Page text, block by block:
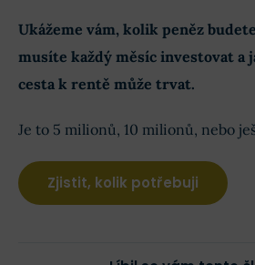
Ukážeme vám, kolik peněz
musíte každý měsíc investovat a
cesta k rentě může trvat.
Je to 5 milionů, 10 milionů, nebo
Zjistit, kolik potřebuji